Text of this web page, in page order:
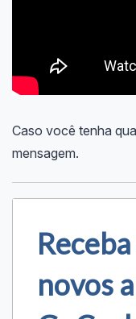
Caso você tenha
mensagem.
novos